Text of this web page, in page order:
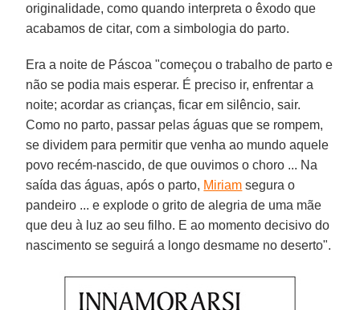
originalidade, como quando interpreta o êxodo que
acabamos de citar, com a simbologia do parto.
Era a noite de Páscoa "começou o trabalho de parto e
não se podia mais esperar. É preciso ir, enfrentar a
noite; acordar as crianças, ficar em silêncio, sair.
Como no parto, passar pelas águas que se rompem,
se dividem para permitir que venha ao mundo aquele
povo recém-nascido, de que ouvimos o choro ... Na
saída das águas, após o parto, Miriam segura o
pandeiro ... e explode o grito de alegria de uma mãe
que deu à luz ao seu filho. E ao momento decisivo do
nascimento se seguirá a longo desmame no deserto".